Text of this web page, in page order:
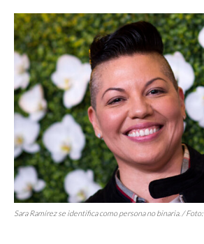
Sara Ramírez se identifica como persona no binaria. / Foto: